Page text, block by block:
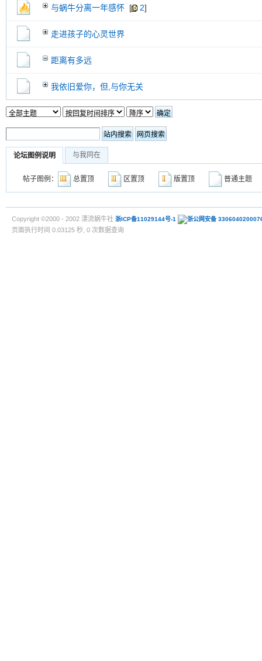
与蜗牛分离一年感怀 [ 2]
走进孩子的心灵世界
距离有多远
我依旧爱你，但,与你无关
论坛图例说明 与我同在
帖子图例： 总置顶 区置顶 版置顶 普通主
Copyright ©2000 - 2002 漂流蜗牛社 浙ICP备11029144号-1 浙公网安备
页面执行时间 0.03125 秒, 0 次数据查询